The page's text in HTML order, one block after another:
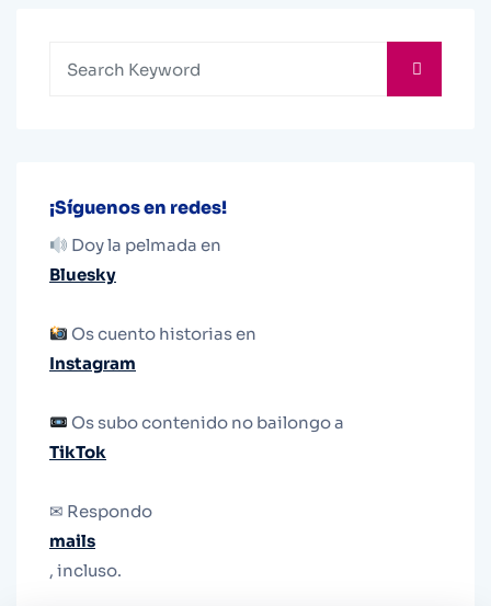
¡Síguenos en redes!
Doy la pelmada en
Bluesky
Os cuento historias en
Instagram
Os subo contenido no bailongo a
TikTok
✉ Respondo
mails
, incluso.